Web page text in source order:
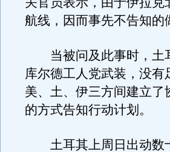
航线，因而事先不告知
当被问及此事时，土
库尔德工人党武装，没
美、土、伊三方间建立
的方式告知行动计划。
土耳其上周日出动数